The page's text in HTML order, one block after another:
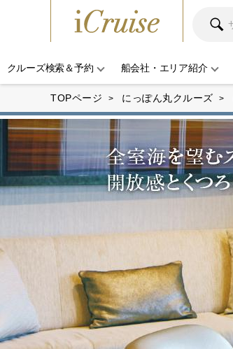
クルーズ検索＆予約 船会社・エリア紹介
TOPページ にっぽん丸クルーズ